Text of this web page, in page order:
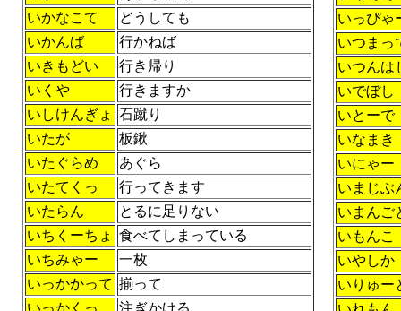
いかなこて
どうしても
いかんば
行かねば
いきもどい
行き帰り
いくや
行きますか
いしけんぎょ
石蹴り
いたが
板鍬
いたぐらめ
あぐら
いたてくっ
行ってきます
いたらん
とるに足りない
いちくーちょ
食べてしまっている
いちみゃー
一枚
いっかかって 揃って
いっかくっ
注ぎかける
いっぴゃ
いつまっ
いつんは
いでぼし
いとーで
いなまき
いにゃー
いまじぶ
いまんご
いもんこ
いやしか
いりゅー